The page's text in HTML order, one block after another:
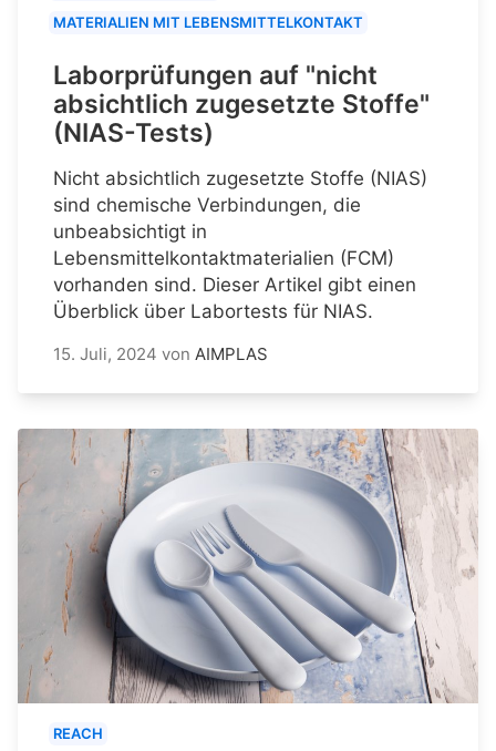
MATERIALIEN MIT LEBENSMITTELKONTAKT
Laborprüfungen auf "nicht
absichtlich zugesetzte Stoffe"
(NIAS-Tests)
Nicht absichtlich zugesetzte Stoffe (NIAS)
sind chemische Verbindungen, die
unbeabsichtigt in
Lebensmittelkontaktmaterialien (FCM)
vorhanden sind. Dieser Artikel gibt einen
Überblick über Labortests für NIAS.
15. Juli, 2024 von AIMPLAS
REACH